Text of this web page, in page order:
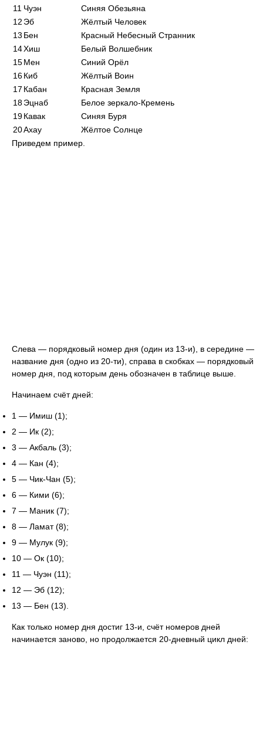
11 Чуэн
Синяя Обезьяна
12 Эб
Жёлтый Человек
13 Бен
Красный Небесный Странник
14Хиш
Белый Волшебник
15Мен
Синий Орёл
16Киб
Жёлтый Воин
17 Кабан
Красная Земля
18Эцнаб
Белое зеркало-Кремень
19Кавак
Синяя Буря
20Ахау
Жёлтое Солнце
Приведем пример.
Слева — порядковый номер дня (один из 13-и), в середине —
название дня (одно из 20-ти), справа в скобках — порядковый
номер дня, под которым день обозначен в таблице выше.
Начинаем счёт дней:
1 — Имиш (1);
2 — Ик (2);
3 — Акбаль (3);
4 — Кан (4);
5 — Чик-Чан (5);
6 — Кими (6);
7 — Маник (7);
8 — Ламат (8);
9 — Мулук (9);
10 — Ок (10);
11 — Чуэн (11);
12 — Эб (12);
13 — Бен (13).
Как только номер дня достиг 13-и, счёт номеров дней
начинается заново, но продолжается 20-дневный цикл дней: